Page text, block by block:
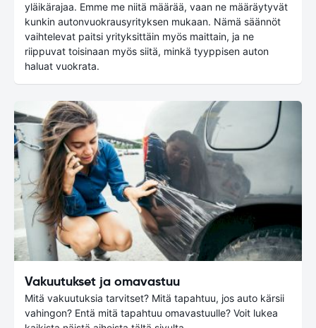
yläikärajaa. Emme me niitä määrää, vaan ne määräytyvät
kunkin autonvuokrausyrityksen mukaan. Nämä säännöt
vaihtelevat paitsi yrityksittäin myös maittain, ja ne
riippuvat toisinaan myös siitä, minkä tyyppisen auton
haluat vuokrata.
Vakuutukset ja omavastuu
Mitä vakuutuksia tarvitset? Mitä tapahtuu, jos auto kärsii
vahingon? Entä mitä tapahtuu omavastuulle? Voit lukea